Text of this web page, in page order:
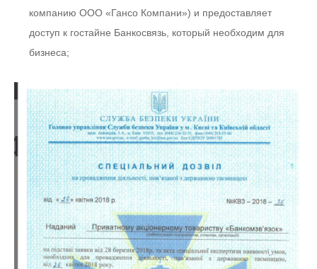
компанию ООО «Гансо Компани») и предоставляет
доступ к гостайне Банкосвязь, который необходим для
бизнеса;